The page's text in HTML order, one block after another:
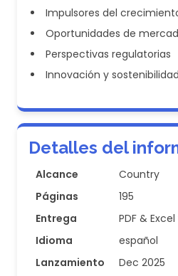
Impulsores del
Oportunidades de
Perspectivas regulatorias
Innovación y sostenibilidad
Detalles del
Alcance
Country
Páginas
195
Entrega
PDF &
Idioma
español
Lanzamiento
Dec 2025